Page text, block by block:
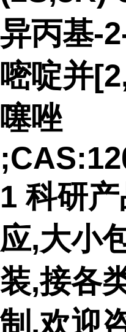
异丙基-
嘧啶并
噻唑
1 科研
应,大小
装,接各
制,欢迎